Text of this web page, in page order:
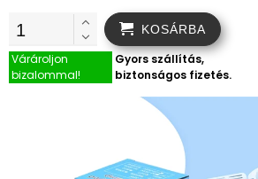
KOSÁRBA
Várároljon
bizalommal!
Gyors szállítás,
biztonságos fizetés.